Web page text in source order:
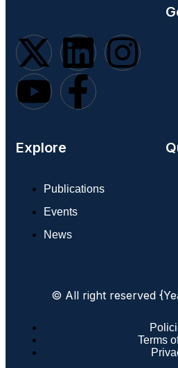
Explore
Publications
Events
News
© All right reserved
Terms